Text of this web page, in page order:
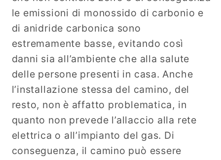
le emissioni di monossido di carbonio e
di anidride carbonica sono
estremamente basse, evitando così
danni sia all’ambiente che alla salute
delle persone presenti in casa. Anche
l’installazione stessa del camino, del
resto, non è affatto problematica, in
quanto non prevede l’allaccio alla rete
elettrica o all’impianto del gas. Di
conseguenza, il camino può essere